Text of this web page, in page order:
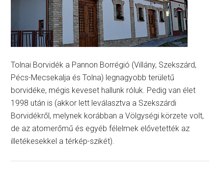
Tolnai Borvidék a Pannon Borrégió (Villány, Szekszárd,
Pécs-Mecsekalja és Tolna) legnagyobb területű
borvidéke, mégis keveset hallunk róluk. Pedig van élet
1998 után is (akkor lett leválasztva a Szekszárdi
Borvidékről, melynek korábban a Völgységi körzete volt,
de az atomerőmű és egyéb félelmek elővetették az
illetékesekkel a térkép-szikét).